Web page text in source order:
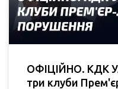
ОФІЦІЙНО. КДК
три клуби